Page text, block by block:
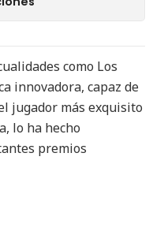
como Los
innovadora, capaz de
jugador más exquisito
lo ha hecho
premios